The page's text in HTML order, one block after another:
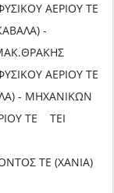
ΑΕΡΙΟΥ ΤΕ
-
ΑΕΡΙΟΥ ΤΕ
- ΜΗΧΑΝΙΚΩΝ
ΤΕ ΤΕΙ
ΤΕ (ΧΑΝΙΑ)